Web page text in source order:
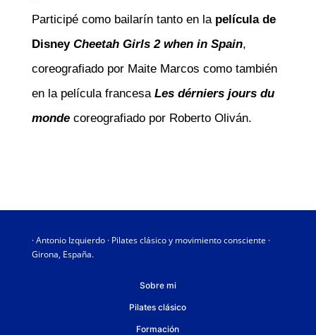
Participé como bailarín tanto en la película de
Disney Cheetah Girls 2 when in Spain,
coreografiado por Maite Marcos como también
en la película francesa Les dérniers jours du
monde coreografiado por Roberto Oliván.
· Antonio Izquierdo · Pilates clásico y movimiento consciente ·
Girona, España.
Sobre mi
Pilates clásico
Formación